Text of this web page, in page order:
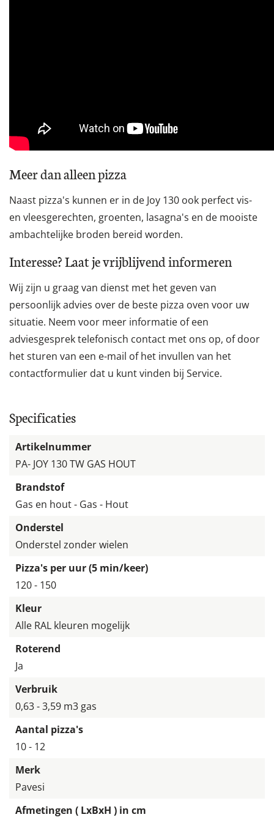
Meer dan alleen pizza
Naast pizza's kunnen er in de Joy 130 ook perfect vis-
en vleesgerechten, groenten, lasagna's en de mooiste
ambachtelijke broden bereid worden.
Interesse? Laat je vrijblijvend informeren
Wij zijn u graag van dienst met het geven van
persoonlijk advies over de beste pizza oven voor uw
situatie. Neem voor meer informatie of een
adviesgesprek telefonisch contact met ons op, of door
het sturen van een e-mail of het invullen van het
contactformulier dat u kunt vinden bij Service.
Specificaties
Artikelnummer
PA- JOY 130 TW GAS HOUT
Brandstof
Gas en hout - Gas - Hout
Onderstel
Onderstel zonder wielen
Pizza's per uur (5 min/keer)
120 - 150
Kleur
Alle RAL kleuren mogelijk
Roterend
Ja
Verbruik
0,63 - 3,59 m3 gas
Aantal pizza's
10 - 12
Merk
Pavesi
Afmetingen ( LxBxH ) in cm